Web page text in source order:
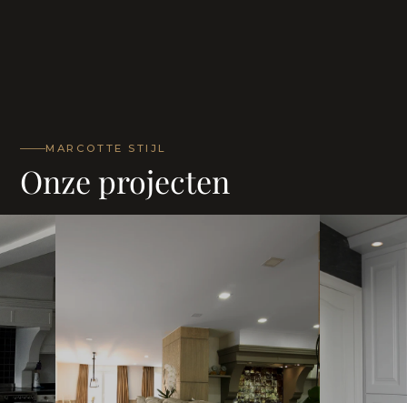
MARCOTTE STIJL
Onze projecten